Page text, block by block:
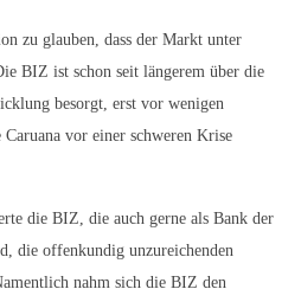
zu glauben, dass der Markt unter
BIZ ist schon seit längerem über die
besorgt, erst vor wenigen
vor einer schweren Krise
die BIZ, die auch gerne als Bank der
die offenkundig unzureichenden
nahm sich die BIZ den